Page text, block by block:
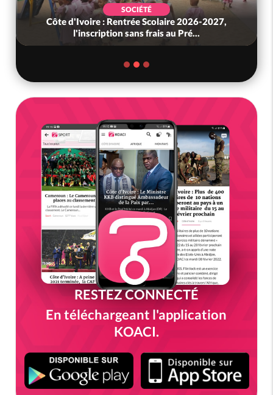
SOCIÉTÉ
Côte d'Ivoire : Rentrée Scolaire 2026-2027,
l'inscription sans frais au Pré...
RESTEZ CONNECTÉ
En téléchargeant l'application
KOACI.